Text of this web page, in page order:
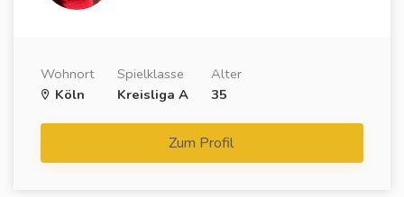
Wohnort
Köln
Spielklasse
Kreisliga A
Alter
35
Zum Profil